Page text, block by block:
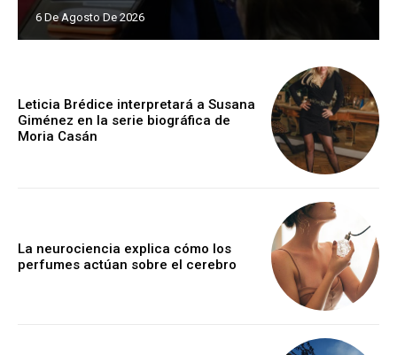
6 De Agosto De 2026
Leticia Brédice interpretará a Susana
Giménez en la serie biográfica de
Moria Casán
La neurociencia explica cómo los
perfumes actúan sobre el cerebro